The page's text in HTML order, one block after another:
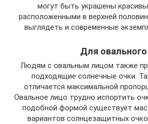
могут быть украшены
расположенными в верхней
выглядеть и современные
Для овального
Людям с овальным лицом также
подходящие солнечные очки.
отличается максимальной
Овальное лицо трудно испортить
подобной формой существует
вариантов солнцезащитных